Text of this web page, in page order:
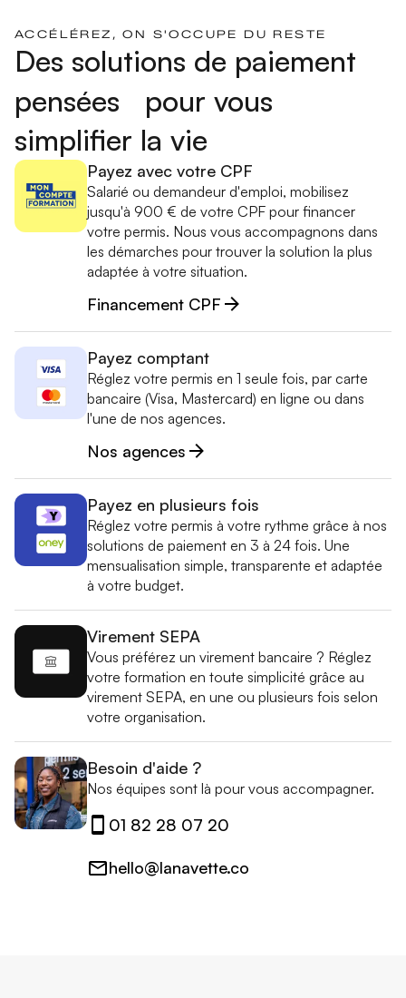
ACCÉLÉREZ, ON S'OCCUPE DU RESTE
Des solutions de paiement
pensées pour vous
simplifier la vie
Payez avec votre CPF
Salarié ou demandeur d'emploi, mobilisez
jusqu'à 900 € de votre CPF pour financer
votre permis. Nous vous accompagnons dans
les démarches pour trouver la solution la plus
adaptée à votre situation.
Financement CPF
Payez comptant
Réglez votre permis en 1 seule fois, par carte
bancaire (Visa, Mastercard) en ligne ou dans
l'une de nos agences.
Nos agences
Payez en plusieurs fois
Réglez votre permis à votre rythme grâce à nos
solutions de paiement en 3 à 24 fois. Une
mensualisation simple, transparente et adaptée
à votre budget.
Virement SEPA
Vous préférez un virement bancaire ? Réglez
votre formation en toute simplicité grâce au
virement SEPA, en une ou plusieurs fois selon
votre organisation.
Besoin d'aide ?
Nos équipes sont là pour vous accompagner.
01 82 28 07 20
hello@lanavette.co